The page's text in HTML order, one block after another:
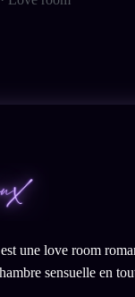
une love room
sensuelle en